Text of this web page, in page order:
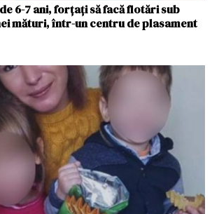
6-7 ani, forţaţi să facă flotări sub
mături, într-un centru de plasament